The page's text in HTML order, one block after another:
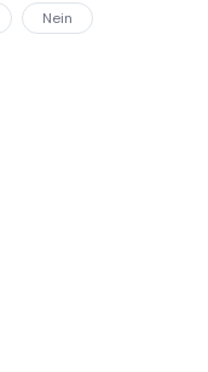
Nein